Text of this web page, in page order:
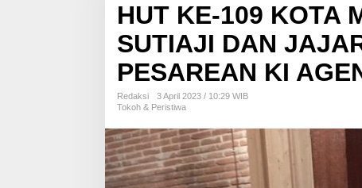
T
K
E
-
1
0
HUT KE-109 KOTA
SUTIAJI DAN
PESAREAN KI
Redaksi
3 April 2023 / 10:29 WIB
Tokoh & Peristiwa